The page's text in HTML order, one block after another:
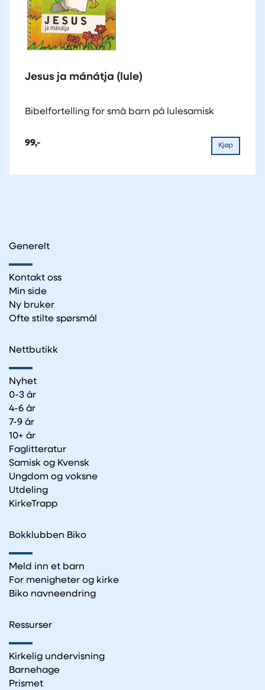
Jesus ja mánátja (lule)
Bibelfortelling for små barn på lulesamisk
99,- Kjøp
Generelt
Kontakt oss
Min side
Ny bruker
Ofte stilte spørsmål
Nettbutikk
Nyhet
0-3 år
4-6 år
7-9 år
10+ år
Faglitteratur
Samisk og Kvensk
Ungdom og voksne
Utdeling
KirkeTrapp
Bokklubben Biko
Meld inn et barn
For menigheter og kirke
Biko navneendring
Ressurser
Kirkelig undervisning
Barnehage
Prismet